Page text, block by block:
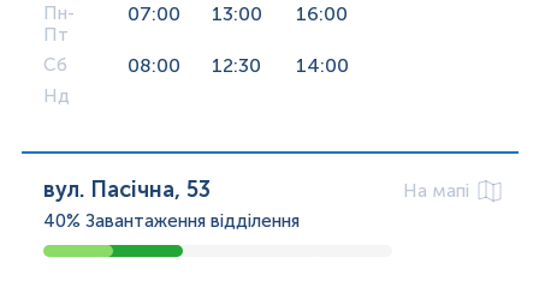
Пн-
Пт
07:00 13:00 16:00
Сб 08:00 12:30 14:00
Нд
вул. Пасічна, 53
На мапі
40% Завантаження відділення